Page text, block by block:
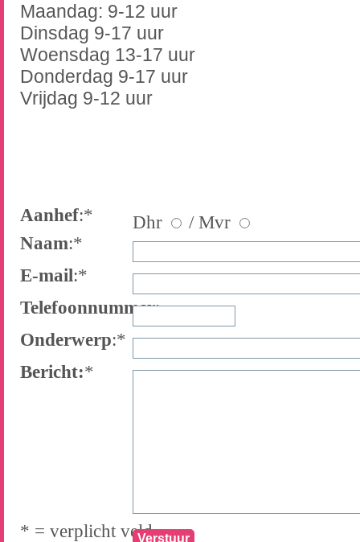
Maandag: 9-12 uur
Dinsdag 9-17 uur
Woensdag 13-17 uur
Donderdag 9-17 uur
Vrijdag 9-12 uur
Aanhef:* Dhr / Mvr
Naam:*
E-mail:*
Telefoonnummer:
Onderwerp:*
Bericht:*
* = verplicht veld